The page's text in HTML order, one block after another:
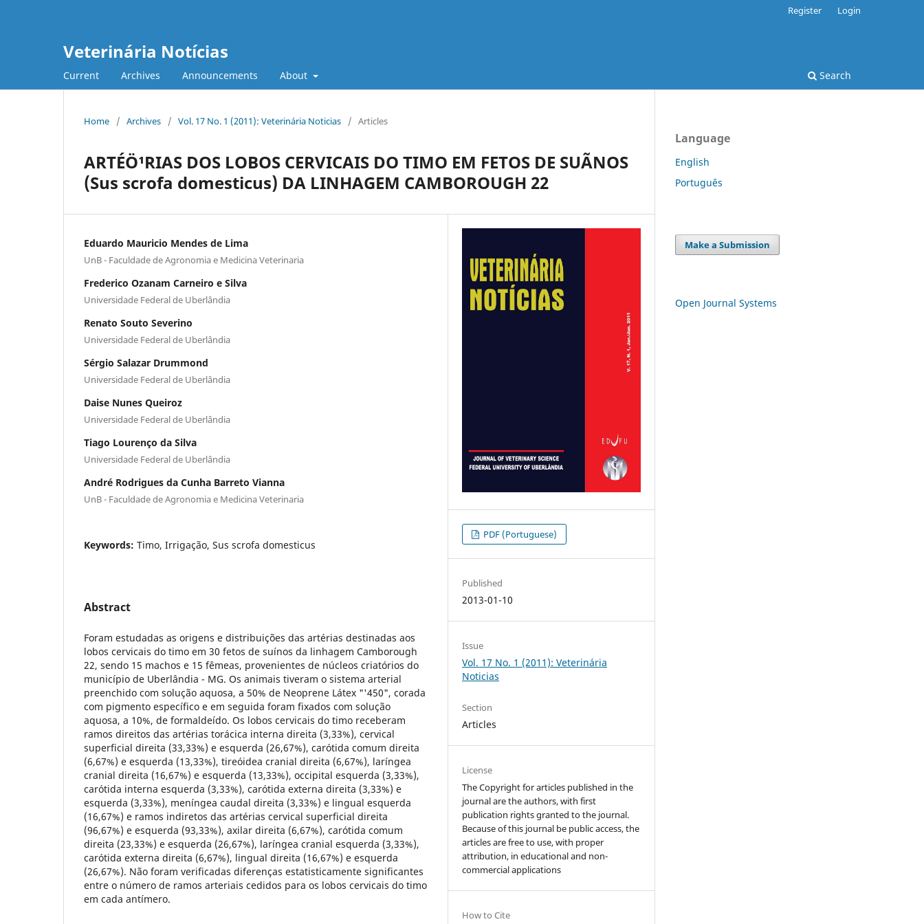
Veterinária Notícias
Current Archives Announcements About Search
Register Login
Home / Archives / Vol. 17 No. 1 (2011): Veterinária Noticias / Articles
ARTÉÖ¹RIAS DOS LOBOS CERVICAIS DO TIMO EM FETOS DE SUÃNOS
(Sus scrofa domesticus) DA LINHAGEM CAMBOROUGH 22
Eduardo Mauricio Mendes de Lima
UnB - Faculdade de Agronomia e Medicina Veterinaria
Frederico Ozanam Carneiro e Silva
Universidade Federal de Uberlândia
Renato Souto Severino
Universidade Federal de Uberlândia
Sérgio Salazar Drummond
Universidade Federal de Uberlândia
Daise Nunes Queiroz
Universidade Federal de Uberlândia
Tiago Lourenço da Silva
Universidade Federal de Uberlândia
André Rodrigues da Cunha Barreto Vianna
UnB - Faculdade de Agronomia e Medicina Veterinaria
Keywords: Timo, Irrigação, Sus scrofa domesticus
Abstract
Foram estudadas as origens e distribuições das artérias destinadas aos
lobos cervicais do timo em 30 fetos de suínos da linhagem Camborough
22, sendo 15 machos e 15 fêmeas, provenientes de núcleos criatórios do
município de Uberlândia - MG. Os animais tiveram o sistema arterial
preenchido com solução aquosa, a 50% de Neoprene Látex "'450", corada
com pigmento específico e em seguida foram fixados com solução
aquosa, a 10%, de formaldeído. Os lobos cervicais do timo receberam
ramos direitos das artérias torácica interna direita (3,33%), cervical
superficial direita (33,33%) e esquerda (26,67%), carótida comum direita
(6,67%) e esquerda (13,33%), tireóidea cranial direita (6,67%), laríngea
cranial direita (16,67%) e esquerda (13,33%), occipital esquerda (3,33%),
carótida interna esquerda (3,33%), carótida externa direita (3,33%) e
esquerda (3,33%), meníngea caudal direita (3,33%) e lingual esquerda
(16,67%) e ramos indiretos das artérias cervical superficial direita
(96,67%) e esquerda (93,33%), axilar direita (6,67%), carótida comum
direita (23,33%) e esquerda (26,67%), laríngea cranial esquerda (3,33%),
carótida externa direita (6,67%), lingual direita (16,67%) e esquerda
(26,67%). Não foram verificadas diferenças estatisticamente significantes
entre o número de ramos arteriais cedidos para os lobos cervicais do timo
em cada antímero.
PDF (Portuguese)
Published
2013-01-10
Issue
Vol. 17 No. 1 (2011): Veterinária
Noticias
Section
Articles
License
The Copyright for articles published in the
journal are the authors, with first
publication rights granted to the journal.
Because of this journal be public access, the
articles are free to use, with proper
attribution, in educational and non-
commercial applications
How to Cite
Language
English
Português
Make a Submission
Open Journal Systems